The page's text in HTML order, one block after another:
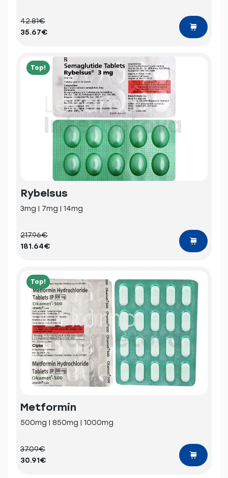
42.81€
35.67€
Top!
Rybelsus
3mg | 7mg | 14mg
217.96€
181.64€
Top!
Metformin
500mg | 850mg | 1000mg
37.09€
30.91€